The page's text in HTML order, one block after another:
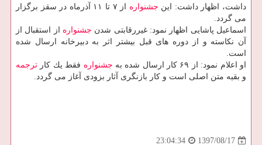
داشت، اظهار داشت: این جشنواره
از ۷ تا ۱۱ آذرماه در سقز برگزار
می گردد.
اسماعیل پاشایی اظهار نمود: غیررقابتی شدن جشنواره از استقبال از
آن نكاسته و از دوره های قبل بیشتر اثر به دبیرخانه ارسال شده
است.
او اعلام نمود: از ۶۹ كار ارسال شده به
جشنواره فقط یك كار ترجمه
و بقیه متن اصلی است و كار بازنگری آثار بزودی آغاز می گردد.
1397/08/17
23:04:34